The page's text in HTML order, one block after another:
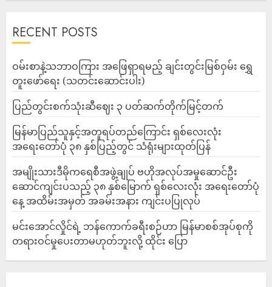
RECENT POSTS
ဝမ်းစာနဲ့သဘာဝကြား အဖြေရှာရမည့် ချင်းတွင်းမြစ်ဝှမ်း ရွှေ
တူးဖော်ရေး (သတင်းဆောင်းပါး)
ပြည်တွင်းစက်သုံးဆီဈေး ၃ ပတ်ဆက်တိုက်မြင့်တက်
မြန်မာပြည်သူနှင့်အတူရပ်တည်ကြောင်း ရှစ်လေးလုံး
အရေးတော်ပုံ ၃၈ နှစ်ပြည့်တွင် သံရုံးများထုတ်ပြန်
အမျိုးသားဒီမိုကရေစီအဖွဲ့ချုပ် ဗဟိုအလုပ်အမှုဆောင်ဦး
ဆောင်ကျင်းပသည့် ၃၈ နှစ်မြောက် ရှစ်လေးလုံး အရေးတော်ပုံ
နေ့ အထိမ်းအမှတ် အခမ်းအနား ကျင်းပပြုလုပ်
မင်းအောင်လှိုင်ရဲ့ ဘန်ကောက်ခရီးစဉ်ဟာ မြန်မာစစ်အုပ်စုကို
တရားဝင်မှုပေးတာမဟုတ်ဘူးလို့ ထိုင်း ပြော